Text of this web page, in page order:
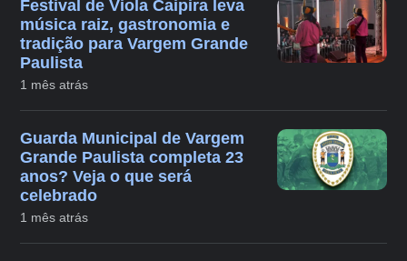
Festival de Viola Caipira leva
música raiz, gastronomia e
tradição para Vargem Grande
Paulista
1 mês atrás
Guarda Municipal de Vargem
Grande Paulista completa 23
anos? Veja o que será
celebrado
1 mês atrás